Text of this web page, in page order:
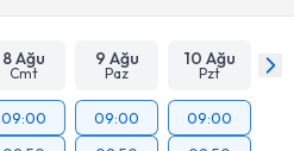
8 Ağu
Cmt
9 Ağu
Paz
10 Ağu
Pzt
09:00
09:00
09:00